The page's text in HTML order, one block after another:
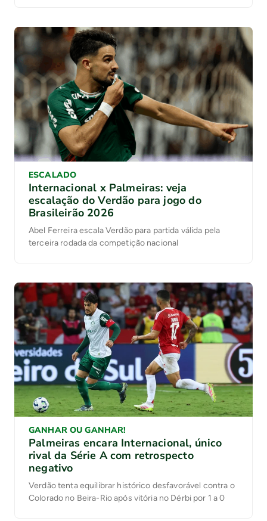
ESCALADO
Internacional x Palmeiras: veja
escalação do Verdão para jogo do
Brasileirão 2026
Abel Ferreira escala Verdão para partida válida pela
terceira rodada da competição nacional
GANHAR OU GANHAR!
Palmeiras encara Internacional, único
rival da Série A com retrospecto
negativo
Verdão tenta equilibrar histórico desfavorável contra o
Colorado no Beira-Rio após vitória no Dérbi por 1 a 0